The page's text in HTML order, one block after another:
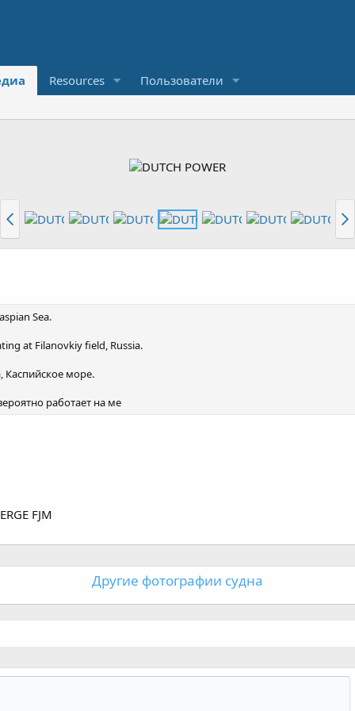
Resources Пользователи
Sea.
at Filanovkiy field, Russia.
Каспийское море.
работает на ме
FJM
Другие фотографии судна